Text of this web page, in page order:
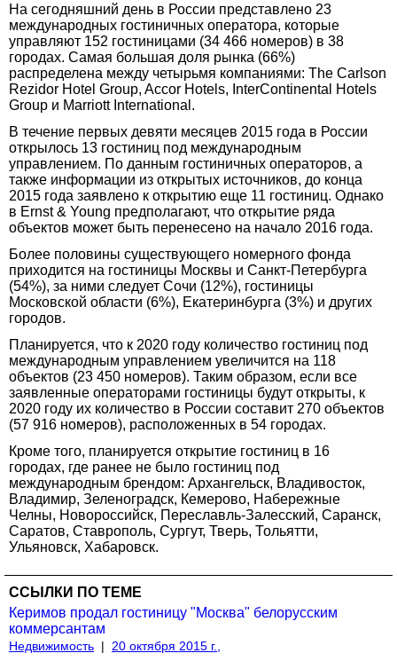
На сегодняшний день в России представлено 23
международных гостиничных оператора, которые
управляют 152 гостиницами (34 466 номеров) в 38
городах. Самая большая доля рынка (66%)
распределена между четырьмя компаниями: The Carlson
Rezidor Hotel Group, Accor Hotels, InterContinental Hotels
Group и Marriott International.
В течение первых девяти месяцев 2015 года в России
открылось 13 гостиниц под международным
управлением. По данным гостиничных операторов, а
также информации из открытых источников, до конца
2015 года заявлено к открытию еще 11 гостиниц. Однако
в Ernst & Young предполагают, что открытие ряда
объектов может быть перенесено на начало 2016 года.
Более половины существующего номерного фонда
приходится на гостиницы Москвы и Санкт-Петербурга
(54%), за ними следует Сочи (12%), гостиницы
Московской области (6%), Екатеринбурга (3%) и других
городов.
Планируется, что к 2020 году количество гостиниц под
международным управлением увеличится на 118
объектов (23 450 номеров). Таким образом, если все
заявленные операторами гостиницы будут открыты, к
2020 году их количество в России составит 270 объектов
(57 916 номеров), расположенных в 54 городах.
Кроме того, планируется открытие гостиниц в 16
городах, где ранее не было гостиниц под
международным брендом: Архангельск, Владивосток,
Владимир, Зеленоградск, Кемерово, Набережные
Челны, Новороссийск, Переславль-Залесский, Саранск,
Саратов, Ставрополь, Сургут, Тверь, Тольятти,
Ульяновск, Хабаровск.
ССЫЛКИ ПО ТЕМЕ
Керимов продал гостиницу "Москва" белорусским
коммерсантам
Недвижимость | 20 октября 2015 г.,